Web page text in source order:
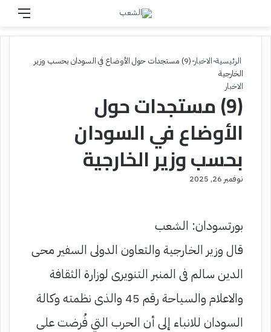
بحث عن
الرئيسية-الاخبار-
(9) مستجدات حول الأوضاع في السودان بحسب وزير
الخارجية
الاخبار
(9) مستجدات حول
الأوضاع في السودان
بحسب وزير الخارجية
نوفمبر 26, 2025
بورتسودان: الشعب
قال وزير الخارجية والتعاون الدولى السفير محى
الدين سالم فى المنبر التنويرى لوزارة الثقافة
والاعلام والسياحة رقم 45 والذى نظمته وكالة
السودان للانباء إلى أن الحرب التي فُرضت على